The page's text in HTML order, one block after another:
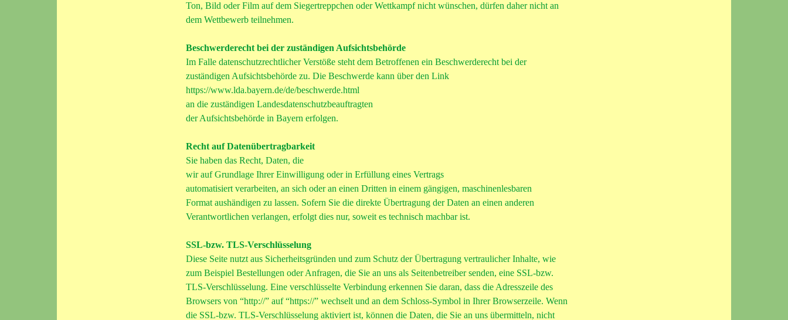
Ton, Bild oder Film auf dem Siegertreppchen oder Wettkampf nicht wünschen, dürfen daher nicht an
dem Wettbewerb teilnehmen.
Beschwerderecht bei der zuständigen Aufsichtsbehörde
Im Falle datenschutzrechtlicher Verstöße steht dem Betroffenen ein Beschwerderecht bei der
zuständigen Aufsichtsbehörde zu. Die Beschwerde kann über den Link
https://www.lda.bayern.de/de/beschwerde.html
an die zuständigen Landesdatenschutzbeauftragten
der Aufsichtsbehörde in Bayern erfolgen.
Recht auf Datenübertragbarkeit
Sie haben das Recht, Daten, die
wir auf Grundlage Ihrer Einwilligung oder in Erfüllung eines Vertrags
automatisiert verarbeiten, an sich oder an einen Dritten in einem gängigen, maschinenlesbaren
Format aushändigen zu lassen. Sofern Sie die direkte Übertragung der Daten an einen anderen
Verantwortlichen verlangen, erfolgt dies nur, soweit es technisch machbar ist.
SSL-bzw. TLS-Verschlüsselung
Diese Seite nutzt aus Sicherheitsgründen und zum Schutz der Übertragung vertraulicher Inhalte, wie
zum Beispiel Bestellungen oder Anfragen, die Sie an uns als Seitenbetreiber senden, eine SSL-bzw.
TLS-Verschlüsselung. Eine verschlüsselte Verbindung erkennen Sie daran, dass die Adresszeile des
Browsers von “http://” auf “https://” wechselt und an dem Schloss-Symbol in Ihrer Browserzeile. Wenn
die SSL-bzw. TLS-Verschlüsselung aktiviert ist, können die Daten, die Sie an uns übermitteln, nicht